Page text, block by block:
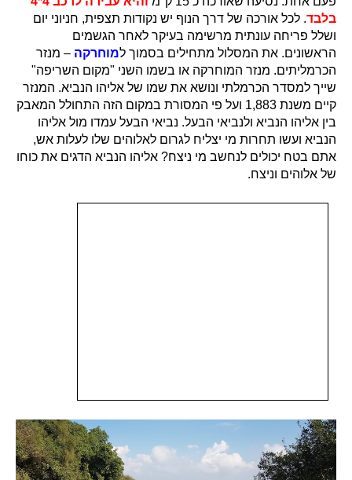
בלבד. לכל אורכה של דרך הנוף יש נקודות תצפית, חניוני יום
ושלל פריחה עונתית מרשימה בעיקר לאחר הגשמים
הראשונים. את המסלול מתחילים בסמוך למוחרקה – מנזר
הכרמליתים. מנזר המוחרקה או בשמו השני "מקום השריפה"
שייך למסדר הכרמלתי ונושא את שמו של אליהו הנביא. המנזר
קיים משנת 1,883 ועל פי המסורת במקום הזה התחולל המאבק
בין אליהו הנביא ולנביאי הבעל. נביאי הבעל עמדו מול אליהו
הנביא ועשו תחרות מי יצליח לגרום לאלוהים שלו לעלות אש,
אתם בטח יכולים לנחשב מי ניצח? אליהו הנביא הדגים את כוחו
של אלוהים וניצח.